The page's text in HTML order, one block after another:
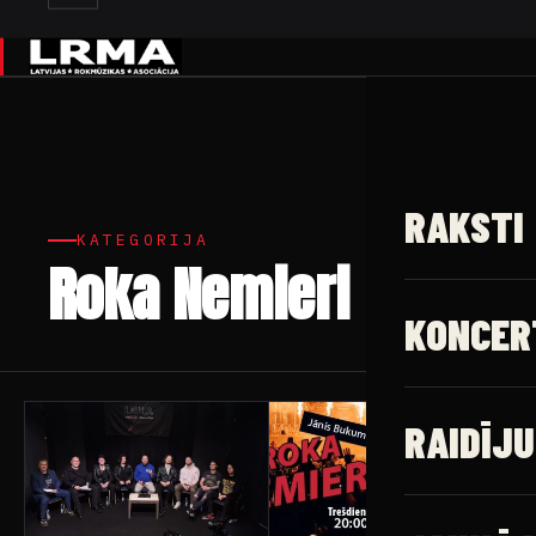
✕
RAKSTI
KATEGORIJA
Roka Nemieri